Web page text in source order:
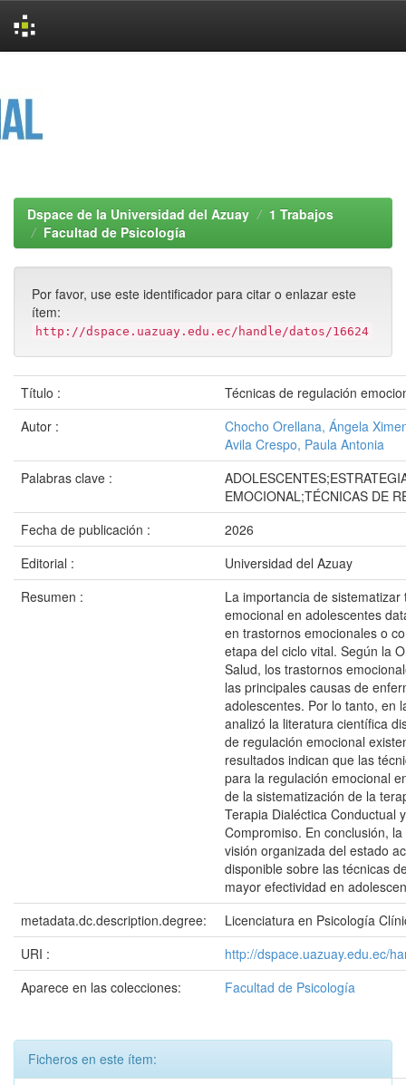
Dspace de la Universidad del Azuay
1 Trabajos
Facultad de Psicología
Por favor, use este identificador para citar o enlazar este
ítem:
http://dspace.uazuay.edu.ec/handle/datos/16624
Título :
Técnicas de regulación
Autor :
Chocho Orellana, Ángela
Avila Crespo, Paula Antonia
Palabras clave :
EMOCIONAL;TÉCNICAS DE
Fecha de publicación :
2026
Editorial :
Universidad del Azuay
Resumen :
La importancia de
emocional en adolescentes
en trastornos emocionales o
etapa del ciclo vital. Según la
Salud, los trastornos
las principales causas de
adolescentes. Por lo tanto, en
analizó la literatura científica
de regulación emocional
resultados indican que las
para la regulación emocional
de la sistematización de la
Terapia Dialéctica Conductual
Compromiso. En conclusión,
visión organizada del estado
disponible sobre las técnicas
mayor efectividad en
metadata.dc.description.degree:
Licenciatura en Psicología
URI :
http://dspace.uazuay.edu.ec/
Aparece en las colecciones:
Facultad de Psicología
Ficheros en este ítem: